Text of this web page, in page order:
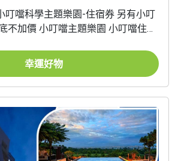
叮噹科學主題樂園-住宿券 另有小叮
不加價 小叮噹主題樂園 小叮噹住宿
幸運好物